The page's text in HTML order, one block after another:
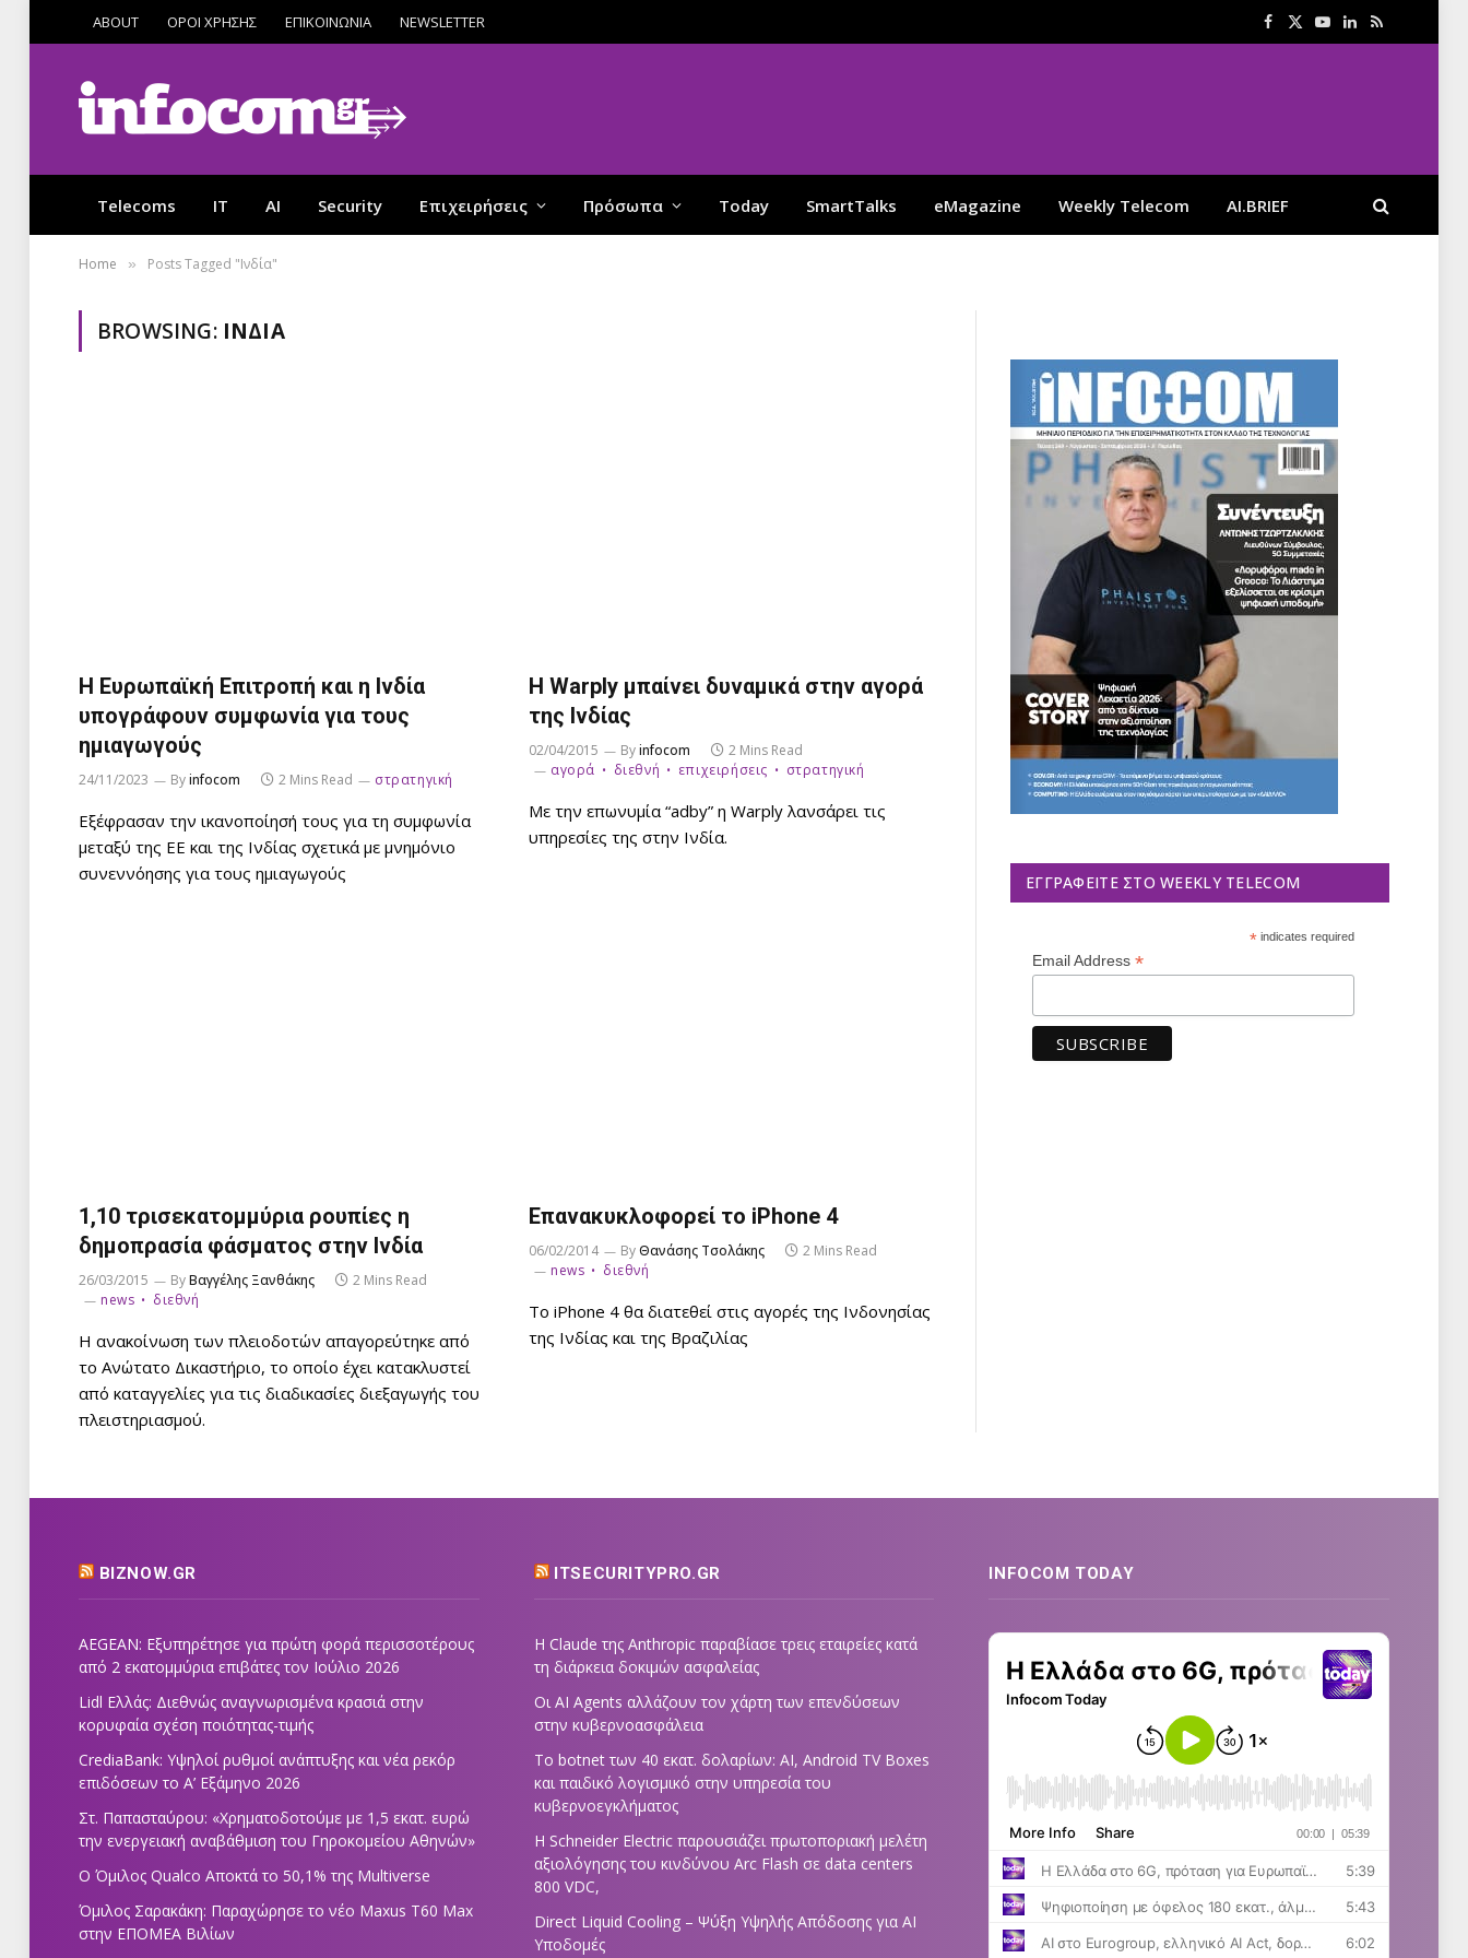
ABOUT ΟΡΟΙ ΧΡΗΣΗΣ ΕΠΙΚΟΙΝΩΝΙΑ NEWSLETTER Facebook
X
YouTube
LinkedIn
RSS
Telecoms IT AI Security Επιχειρήσεις Πρόσωπα Today SmartTalks eMagazine Weekly Telecom AI.BRIEF
Home » Posts Tagged "Ινδία"
BROWSING: ΙΝΔΊΑ
Η Ευρωπαϊκή Επιτροπή και η Ινδία
υπογράφουν συμφωνία για τους
ημιαγωγούς
24/11/2023 Byinfocom 2 Mins Read στρατηγική
Εξέφρασαν την ικανοποίησή τους για τη συμφωνία
μεταξύ της ΕΕ και της Ινδίας σχετικά με μνημόνιο
συνεννόησης για τους ημιαγωγούς
Η Warply μπαίνει δυναμικά στην αγορά
της Ινδίας
02/04/2015 Byinfocom
2 Mins Read
αγορά
διεθνή επιχειρήσεις στρατηγική
Με την επωνυμία “adby” η Warply λανσάρει τις
υπηρεσίες της στην Ινδία.
1,10 τρισεκατομμύρια ρουπίες η
δημοπρασία φάσματος στην Ινδία
26/03/2015 ByΒαγγέλης Ξανθάκης
2 Mins Read
news
διεθνή
Η ανακοίνωση των πλειοδοτών απαγορεύτηκε από
το Ανώτατο Δικαστήριο, το οποίο έχει κατακλυστεί
από καταγγελίες για τις διαδικασίες διεξαγωγής του
πλειστηριασμού.
Επανακυκλοφορεί το iPhone 4
06/02/2014 ByΘανάσης Τσολάκης
2 Mins Read
news
διεθνή
Το iPhone 4 θα διατεθεί στις αγορές της Ινδονησίας
της Ινδίας και της Βραζιλίας
ΕΓΓΡΑΦΕΊΤΕ ΣΤΟ WEEKLY TELECOM
*indicates required
Email Address *
BIZNOW.GR
AEGEAN: Εξυπηρέτησε για πρώτη φορά περισσοτέρους
από 2 εκατομμύρια επιβάτες τον Ιούλιο 2026
Lidl Ελλάς: Διεθνώς αναγνωρισμένα κρασιά στην
κορυφαία σχέση ποιότητας-τιμής
CrediaBank: Υψηλοί ρυθμοί ανάπτυξης και νέα ρεκόρ
επιδόσεων το Α’ Εξάμηνο 2026
Στ. Παπασταύρου: «Χρηματοδοτούμε με 1,5 εκατ. ευρώ
την ενεργειακή αναβάθμιση του Γηροκομείου Αθηνών»
Ο Όμιλος Qualco Αποκτά το 50,1% της Multiverse
Όμιλος Σαρακάκη: Παραχώρησε το νέο Maxus T60 Max
στην ΕΠΟΜΕΑ Βιλίων
ITSECURITYPRO.GR
Η Claude της Anthropic παραβίασε τρεις εταιρείες κατά
τη διάρκεια δοκιμών ασφαλείας
Οι AI Agents αλλάζουν τον χάρτη των επενδύσεων
στην κυβερνοασφάλεια
Το botnet των 40 εκατ. δολαρίων: AI, Android TV Boxes
και παιδικό λογισμικό στην υπηρεσία του
κυβερνοεγκλήματος
Η Schneider Electric παρουσιάζει πρωτοποριακή μελέτη
αξιολόγησης του κινδύνου Arc Flash σε data centers
800 VDC,
Direct Liquid Cooling – Ψύξη Υψηλής Απόδοσης για AI
Υποδομές
INFOCOM TODAY